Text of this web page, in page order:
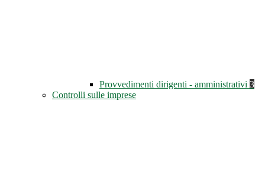
Provvedimenti dirigenti - amministrativi 3
Controlli sulle imprese